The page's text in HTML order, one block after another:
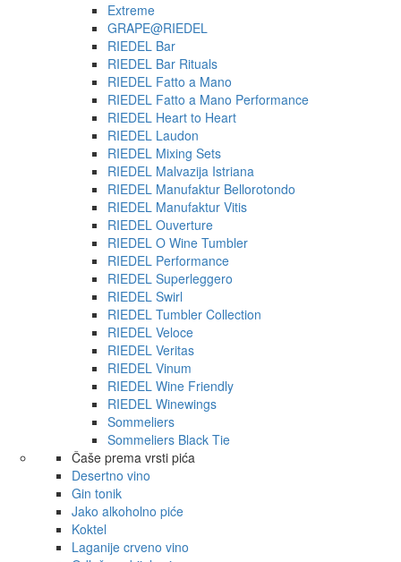
Extreme
GRAPE@RIEDEL
RIEDEL Bar
RIEDEL Bar Rituals
RIEDEL Fatto a Mano
RIEDEL Fatto a Mano Performance
RIEDEL Heart to Heart
RIEDEL Laudon
RIEDEL Mixing Sets
RIEDEL Malvazija Istriana
RIEDEL Manufaktur Bellorotondo
RIEDEL Manufaktur Vitis
RIEDEL Ouverture
RIEDEL O Wine Tumbler
RIEDEL Performance
RIEDEL Superleggero
RIEDEL Swirl
RIEDEL Tumbler Collection
RIEDEL Veloce
RIEDEL Veritas
RIEDEL Vinum
RIEDEL Wine Friendly
RIEDEL Winewings
Sommeliers
Sommeliers Black Tie
Čaše prema vrsti pića
Desertno vino
Gin tonik
Jako alkoholno piće
Koktel
Laganije crveno vino